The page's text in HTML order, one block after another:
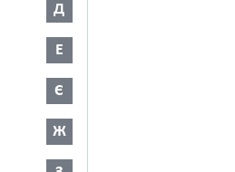
Д
Е
Є
Ж